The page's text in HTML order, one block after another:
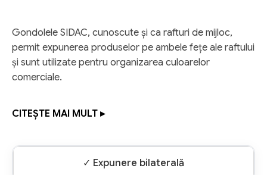
Gondolele SIDAC, cunoscute și ca rafturi de mijloc,
permit expunerea produselor pe ambele fețe ale raftului
și sunt utilizate pentru organizarea culoarelor
comerciale.
CITEȘTE MAI MULT ▸
✓ Expunere bilaterală